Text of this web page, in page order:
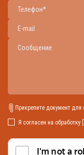
Прикрепите документ для
Я согласен на обработку